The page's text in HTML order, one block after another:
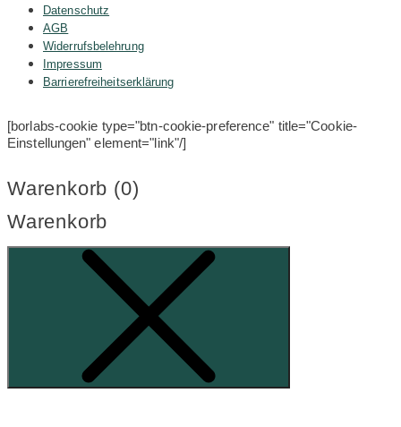
Datenschutz
AGB
Widerrufsbelehrung
Impressum
Barrierefreiheitserklärung
[borlabs-cookie type="btn-cookie-preference" title="Cookie-
Einstellungen" element="link"/]
Warenkorb (0)
Warenkorb